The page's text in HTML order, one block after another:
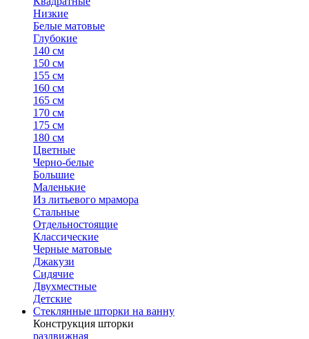
Низкие
Белые матовые
Глубокие
140 см
150 см
155 см
160 см
165 см
170 см
175 см
180 см
Цветные
Черно-белые
Большие
Маленькие
Из литьевого мрамора
Стальные
Отдельностоящие
Классические
Черные матовые
Джакузи
Сидячие
Двухместные
Детские
Стеклянные шторки на ванну
Конструкция шторки
раздвижная